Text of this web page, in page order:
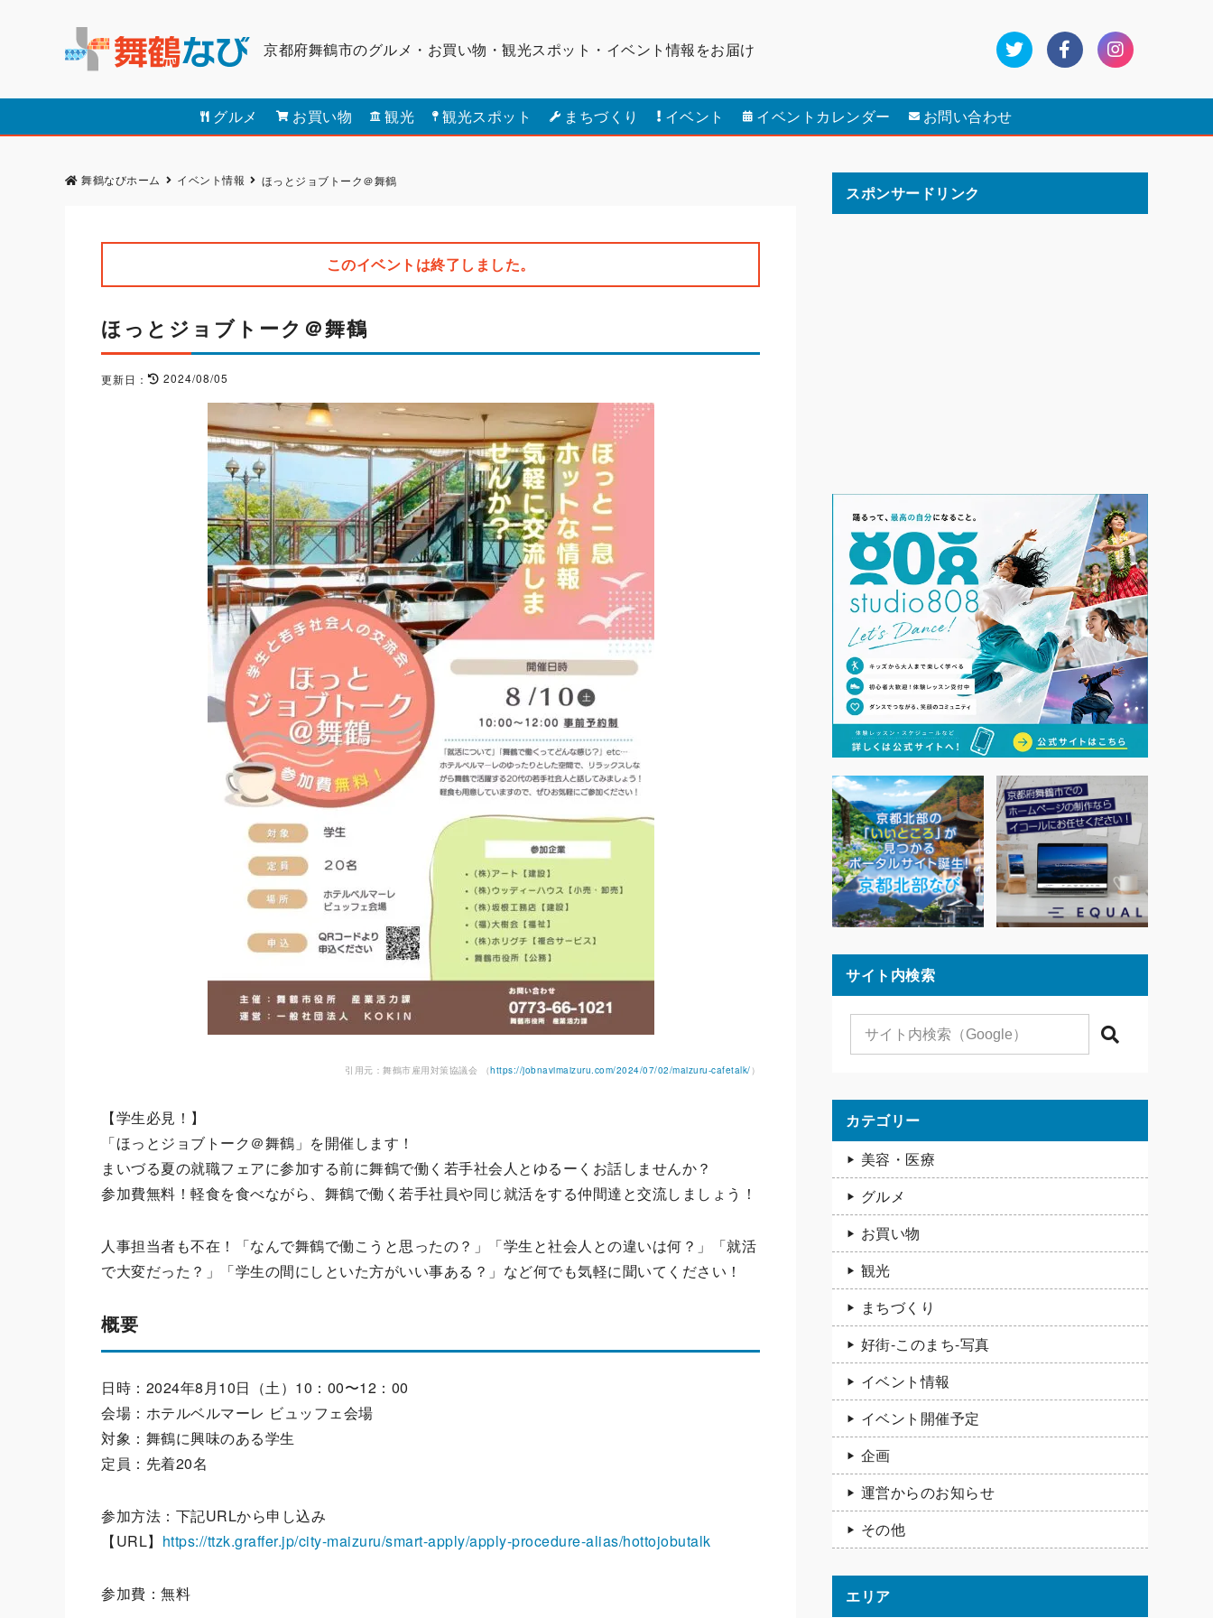
京都府舞鶴市のグルメ・お買い物・観光スポット・ イベント情報をお届け
グルメ お買い物 観光 観光スポット まちづくり イベント イベントカレンダー お問い合わせ
舞鶴なびホーム イベント情報 ほっとジョブトーク＠舞鶴
このイベントは終了しました。
ほっとジョブトーク＠舞鶴
更新日： 2024/08/05
引用元：舞鶴市雇用対策協議会 （https://jobnavimaizuru.com/2024/07/02/maizuru-cafetalk/ ）
【学生必見！】
「ほっとジョブトーク＠舞鶴」を開催します！
まいづる夏の就職フェアに参加する前に舞鶴で働く若手社会人とゆるーくお話しませんか？
参加費無料！軽食を食べながら、舞鶴で働く若手社員や同じ就活をする仲間達と交流しましょう！
人事担当者も不在！「なんで舞鶴で働こうと思ったの？」「学生と社会人との違いは何？」「就活
で大変だった？」「学生の間にしといた方がいい事ある？」など何でも気軽に聞いてください！
概要
日時：2024年8月10日（土）10：00〜12：00
会場：ホテルベルマーレ ビュッフェ会場
対象：舞鶴に興味のある学生
定員：先着20名
参加方法：下記URLから申し込み
【URL】 https://ttzk.graffer.jp/city-maizuru/smart-apply/apply-procedure-alias/hottojobutalk
参加費：無料
スポンサードリンク
サイト内検索
検索
カテゴリー
美容・医療
グルメ
お買い物
観光
まちづくり
好街-このまち-写真
イベント情報
イベント開催予定
企画
運営からのお知らせ
その他
エリア